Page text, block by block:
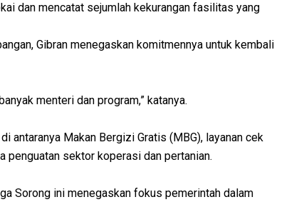
dan mencatat sejumlah kekurangan fasilitas yang
Gibran menegaskan komitmennya untuk kembali
menteri dan program,” katanya.
antaranya Makan Bergizi Gratis (MBG), layanan cek
penguatan sektor koperasi dan pertanian.
Sorong ini menegaskan fokus pemerintah dalam